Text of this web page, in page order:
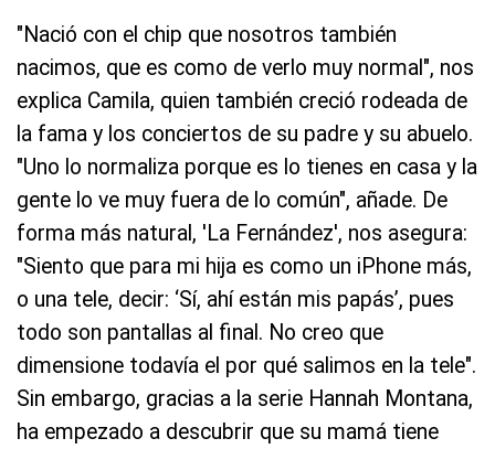
"Nació con el chip que nosotros también
nacimos, que es como de verlo muy normal", nos
explica Camila, quien también creció rodeada de
la fama y los conciertos de su padre y su abuelo.
"Uno lo normaliza porque es lo tienes en casa y la
gente lo ve muy fuera de lo común", añade. De
forma más natural, 'La Fernández', nos asegura:
"Siento que para mi hija es como un iPhone más,
o una tele, decir: ‘Sí, ahí están mis papás’, pues
todo son pantallas al final. No creo que
dimensione todavía el por qué salimos en la tele".
Sin embargo, gracias a la serie Hannah Montana,
ha empezado a descubrir que su mamá tiene